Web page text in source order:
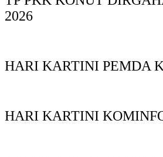
2026
HARI KARTINI PEMDA
HARI KARTINI